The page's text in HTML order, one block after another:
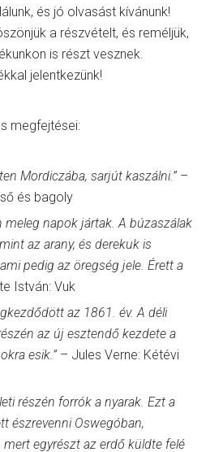
és jó olvasást kívánunk!
a részvételt, és reméljük,
is részt vesznek.
jelentkezünk!
megfejtései:
Mordiczába, sarjút kaszálni.”–
és bagoly
meleg napok jártak. A búzaszálak
az arany, és derekuk is
pedig az öregség jele. Érett a
István: Vuk
az 1861. év. A déli
az új esztendő kezdete a
esik.”– Jules Verne: Kétévi
részén forrók a nyarak. Ezt a
észrevenni Oswegóban,
egyrészt az erdő küldte felé